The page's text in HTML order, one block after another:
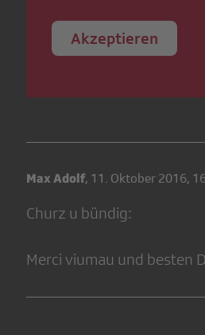
Akzeptieren
Max Adolf, 11. Oktober 2016,
Churz u bündig:
Merci viumau und besten